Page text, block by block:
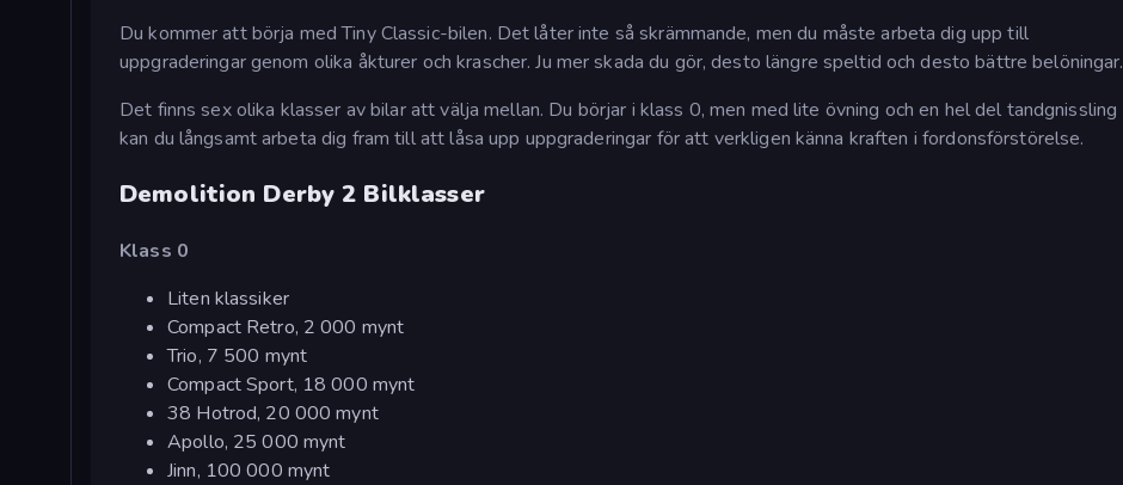
Du kommer att börja med Tiny Classic-bilen. Det låter inte så skrämmande, men du måste arbeta dig upp till
uppgraderingar genom olika åkturer och krascher. Ju mer skada du gör, desto längre speltid och desto bättre belöningar.
Det finns sex olika klasser av bilar att välja mellan. Du börjar i klass 0, men med lite övning och en hel del tandgnissling
kan du långsamt arbeta dig fram till att låsa upp uppgraderingar för att verkligen känna kraften i fordonsförstörelse.
Demolition Derby 2 Bilklasser
Klass 0
Liten klassiker
Compact Retro, 2 000 mynt
Trio, 7 500 mynt
Compact Sport, 18 000 mynt
38 Hotrod, 20 000 mynt
Apollo, 25 000 mynt
Jinn, 100 000 mynt